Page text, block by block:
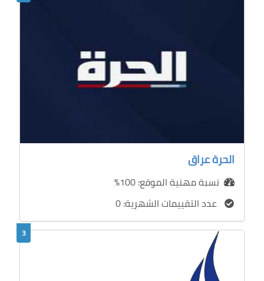
الحرة عراق
نسبة مهنية الموقع: 100%
عدد التقييمات الشهرية: 0
3